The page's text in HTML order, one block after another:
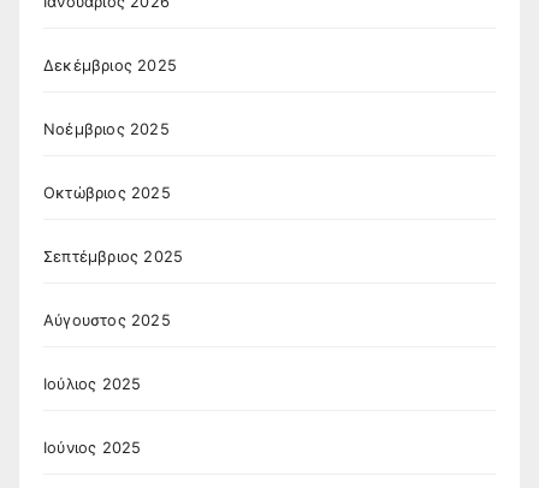
Δεκέμβριος 2025
Νοέμβριος 2025
Οκτώβριος 2025
Σεπτέμβριος 2025
Αύγουστος 2025
Ιούλιος 2025
Ιούνιος 2025